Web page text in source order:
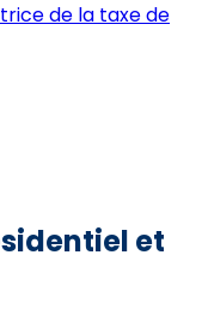
de la taxe de
et